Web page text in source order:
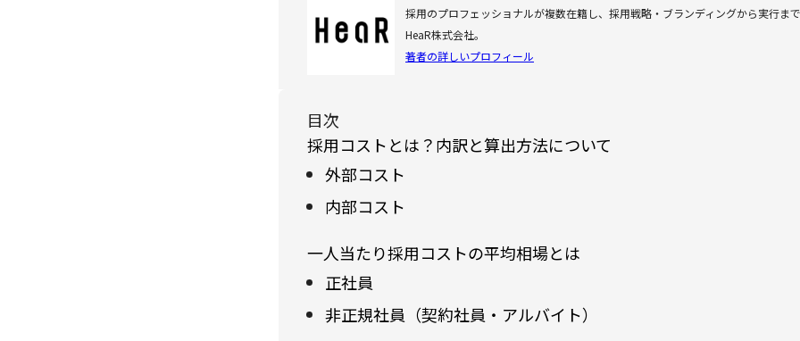
採用のプロフェッショナルが複数在籍し、採用戦略・ブランディングから実行ま
HeaR株式会社。
著者の詳しいプロフィール
目次
採用コストとは？内訳と算出方法について
外部コスト
内部コスト
一人当たり採用コストの平均相場とは
正社員
非正規社員（契約社員・アルバイト）